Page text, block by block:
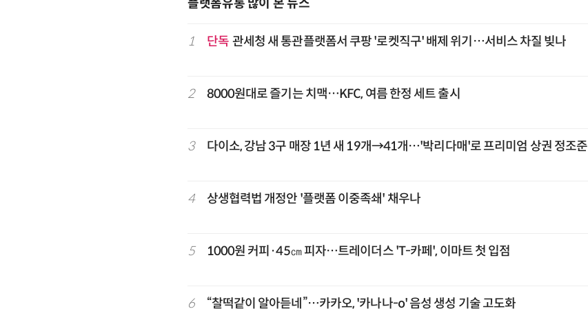
플랫폼유통 많이 본 뉴스
1 단독 관세청 새 통관플랫폼서 쿠팡 '로켓직구' 배제 위기…서비스 차질 빚나
2 8000원대로 즐기는 치맥…KFC, 여름 한정 세트 출시
3 다이소, 강남 3구 매장 1년 새 19개→41개…'박리다매'로 프리미엄 상권 정조준
4 상생협력법 개정안 '플랫폼 이중족쇄' 채우나
5 1000원 커피·45㎝ 피자…트레이더스 'T-카페', 이마트 첫 입점
6 “찰떡같이 알아듣네”…카카오, '카나나-o' 음성 생성 기술 고도화